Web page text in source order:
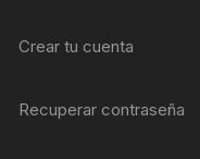
Crear tu cuenta
Recuperar contraseña